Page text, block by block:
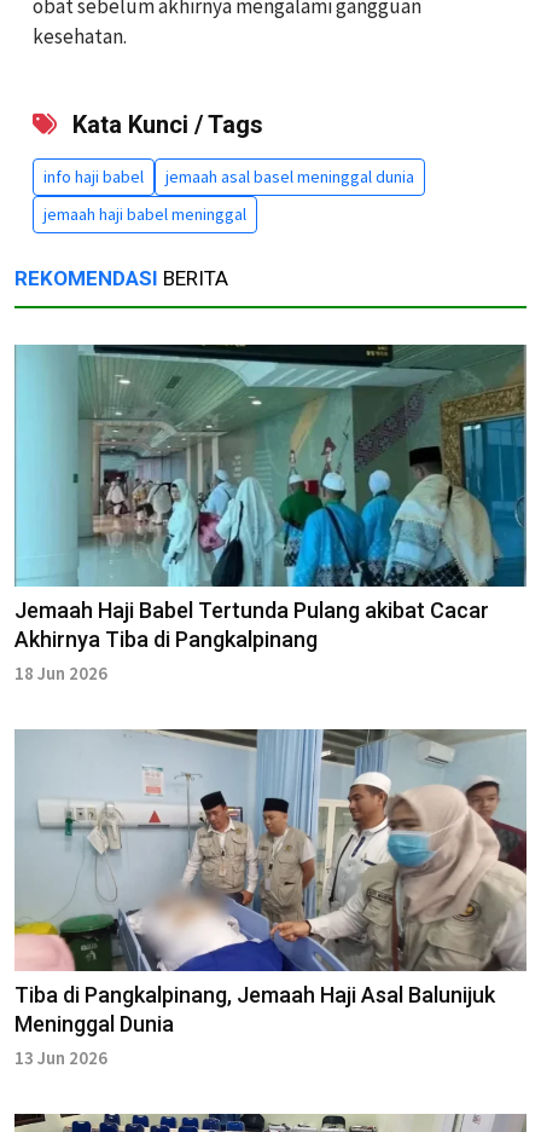
obat sebelum akhirnya mengalami gangguan
kesehatan.
Kata Kunci / Tags
info haji babel
jemaah asal basel meninggal dunia
jemaah haji babel meninggal
REKOMENDASI BERITA
Jemaah Haji Babel Tertunda Pulang akibat Cacar
Akhirnya Tiba di Pangkalpinang
18 Jun 2026
Tiba di Pangkalpinang, Jemaah Haji Asal Balunijuk
Meninggal Dunia
13 Jun 2026